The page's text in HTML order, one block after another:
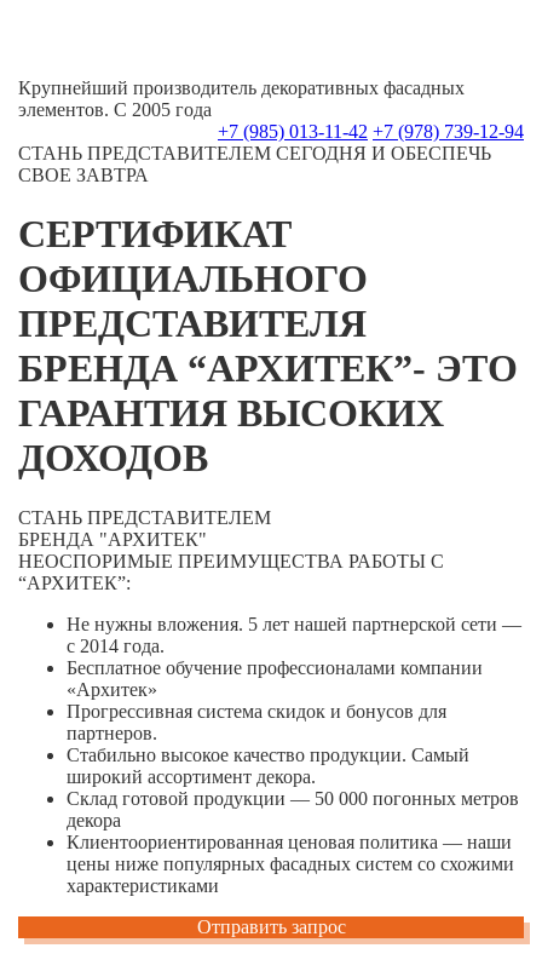
Крупнейший производитель декоративных фасадных
элементов. С 2005 года
+7 (985) 013-11-42 +7 (978) 739-12-94
СТАНЬ ПРЕДСТАВИТЕЛЕМ СЕГОДНЯ И ОБЕСПЕЧЬ
СВОЕ ЗАВТРА
СЕРТИФИКАТ
ОФИЦИАЛЬНОГО
ПРЕДСТАВИТЕЛЯ
БРЕНДА “АРХИТЕК”- ЭТО
ГАРАНТИЯ ВЫСОКИХ
ДОХОДОВ
СТАНЬ ПРЕДСТАВИТЕЛЕМ
БРЕНДА "АРХИТЕК"
НЕОСПОРИМЫЕ ПРЕИМУЩЕСТВА РАБОТЫ С
“АРХИТЕК”:
Не нужны вложения. 5 лет нашей партнерской сети —
с 2014 года.
Бесплатное обучение профессионалами компании
«Архитек»
Прогрессивная система скидок и бонусов для
партнеров.
Стабильно высокое качество продукции. Самый
широкий ассортимент декора.
Склад готовой продукции — 50 000 погонных метров
декора
Клиентоориентированная ценовая политика — наши
цены ниже популярных фасадных систем со схожими
характеристиками
Отправить запрос